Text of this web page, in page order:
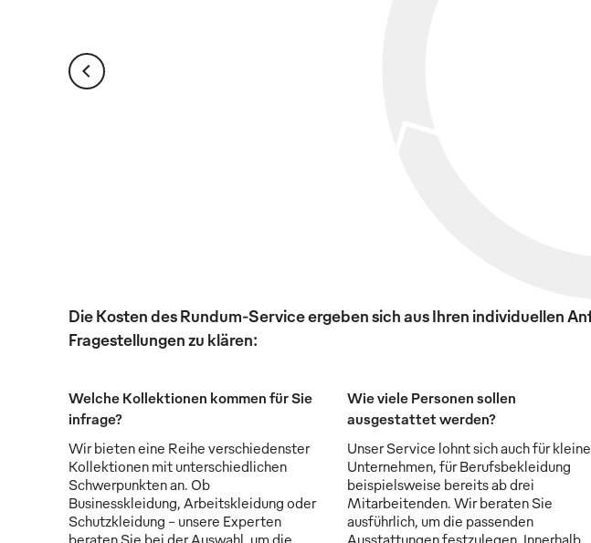
Die Kosten des Rundum-Service ergeben sich aus Ihren individuellen
Fragestellungen zu klären:
Welche Kollektionen kommen für Sie
infrage?
Wir bieten eine Reihe verschiedenster
Kollektionen mit unterschiedlichen
Schwerpunkten an. Ob
Businesskleidung, Arbeitskleidung oder
Schutzkleidung - unsere Experten
Wie viele Personen sollen
ausgestattet werden?
Unser Service lohnt sich auch für kleine
Unternehmen, für Berufsbekleidung
beispielsweise bereits ab drei
Mitarbeitenden. Wir beraten Sie
ausführlich, um die passenden